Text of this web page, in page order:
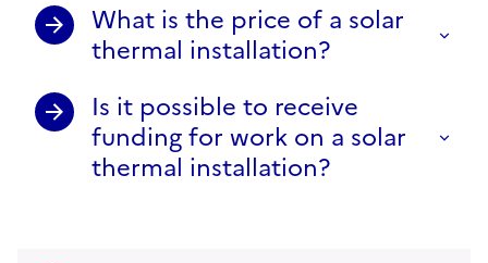
What is the price of a solar
thermal installation?
Is it possible to receive
funding for work on a solar
thermal installation?